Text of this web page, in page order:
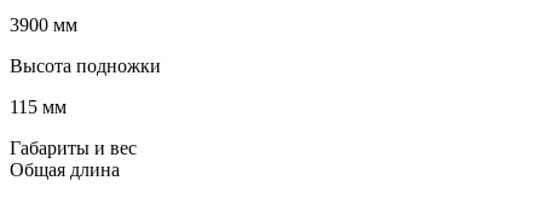
3900 мм
Высота подножки
115 мм
Габариты и вес
Общая длина